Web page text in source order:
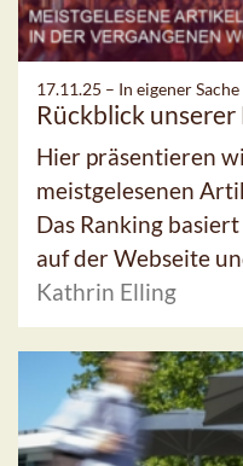
17.11.25 – In eigener Sache
Rückblick
Hier präsentieren
meistgelesenen
Das Ranking
auf der Webseite
Kathrin Elling